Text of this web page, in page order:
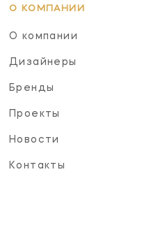
О КОМПАНИИ
О компании
Дизайнеры
Бренды
Проекты
Новости
Контакты